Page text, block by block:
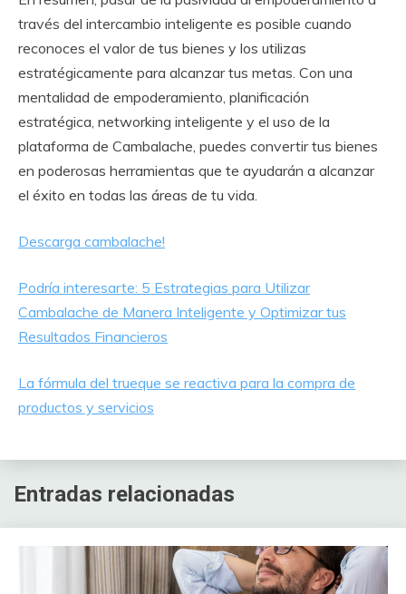
través del intercambio inteligente es posible cuando
reconoces el valor de tus bienes y los utilizas
estratégicamente para alcanzar tus metas. Con una
mentalidad de empoderamiento, planificación
estratégica, networking inteligente y el uso de la
plataforma de Cambalache, puedes convertir tus bienes
en poderosas herramientas que te ayudarán a alcanzar
el éxito en todas las áreas de tu vida.
Descarga cambalache!
Podría interesarte: 5 Estrategias para Utilizar
Cambalache de Manera Inteligente y Optimizar tus
Resultados Financieros
La fórmula del trueque se reactiva para la compra de
productos y servicios
Entradas relacionadas